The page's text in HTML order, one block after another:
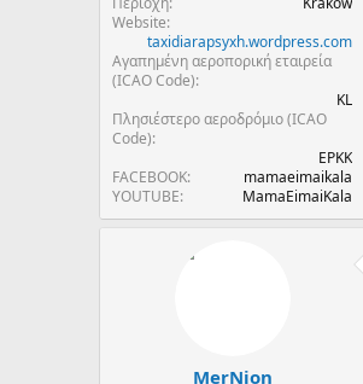
Website
taxidiarapsyxh.wordpress.com
Αγαπημένη αεροπορική εταιρεία
(ICAO Code)
KL
Πλησιέστερο αεροδρόμιο (ICAO
Code)
EPKK
FACEBOOK
mamaeimaikala
YOUTUBE
MamaEimaiKala
MerNion